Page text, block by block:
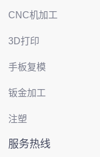
CNC机加工
3D打印
手板复模
钣金加工
注塑
服务热线